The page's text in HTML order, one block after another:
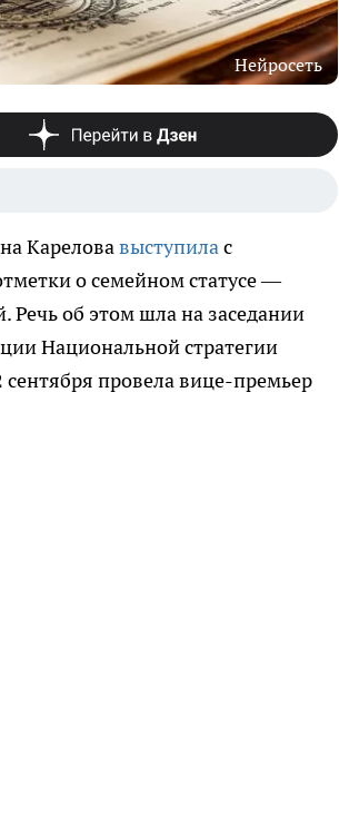
Нейросеть
Кареловавыступилас
о семейном статусе —
Речь об этом шла на заседании
Национальной стратегии
провела вице-премьер